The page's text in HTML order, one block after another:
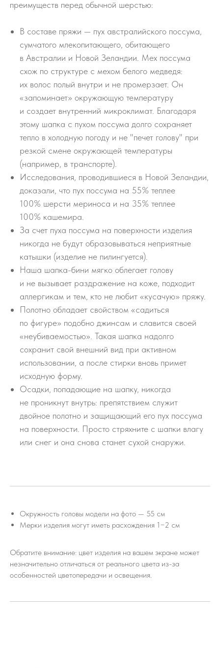
преимуществ перед обычной шерстью:
В составе пряжи — пух австралийского поссума,
сумчатого млекопитающего, обитающего
в Австралии и Новой Зеландии. Мех поссума
схож по структуре с мехом белого медведя:
их волос полый внутри и не промерзает. Он
«запоминает» окружающую температуру
и создает внутренний микроклимат. Благодаря
этому шапка с пухом поссума долго сохраняет
тепло в холодную погоду и не "печет голову" при
резкой смене окружающей температуры
(например, в транспорте).
Исследования, проводившиеся в Новой Зеландии,
доказали, что пух поссума на 55% теплее
100% шерсти мериноса и на 35% теплее
100% кашемира.
За счет пуха поссума на поверхности изделия
никогда не будут образовываться неприятные
катышки (изделие не пилингуется).
Наша шапка-бини мягко облегает голову
и не вызывает раздражение на коже, подходит
аллергикам и тем, кто не любит «кусачую» пряжу.
Полотно обладает свойством «садиться
по фигуре» подобно джинсам и славится своей
«неубиваемостью». Такая шапка надолго
сохранит свой внешний вид при активном
использовании, а после стирки вновь примет
исходную форму.
Осадки, попадающие на шапку, никогда
не проникнут внутрь: препятствием служит
двойное полотно и защищающий его пух поссума
на поверхности. Просто стряхните с шапки влагу
или снег и она снова станет сухой снаружи.
Окружность головы модели на фото — 55 см
Мерки изделия могут иметь расхождения 1−2 см
Обратите внимание: цвет изделия на вашем экране может
незначительно отличаться от реального цвета из-за
особенностей цветопередачи и освещения.